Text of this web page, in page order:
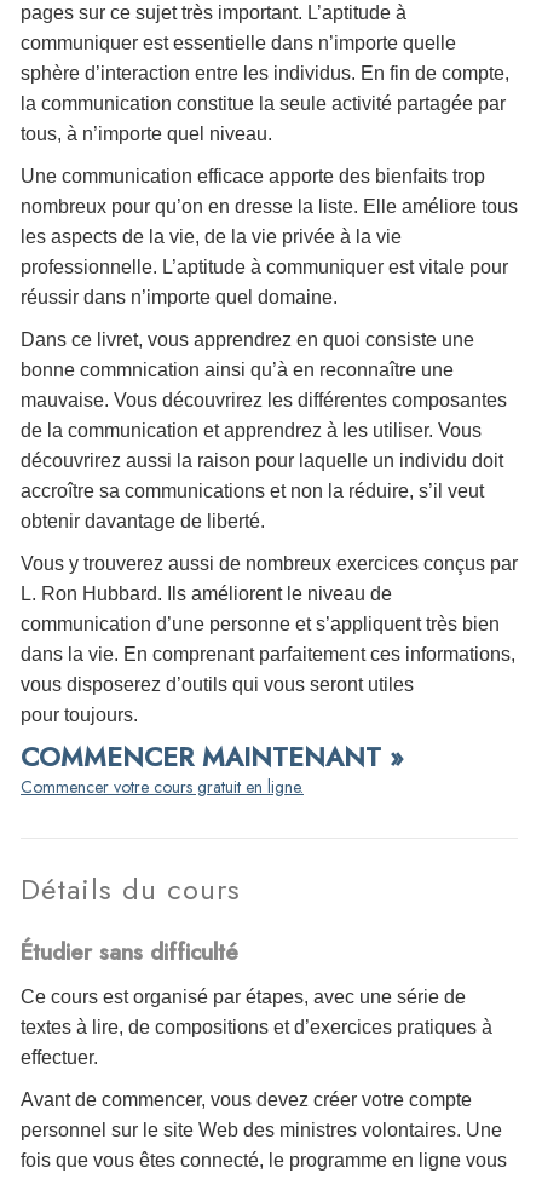
pages sur ce sujet très important. L’aptitude à
communiquer est essentielle dans n’importe quelle
sphère d’interaction entre les individus. En fin de compte,
la communication constitue la seule activité partagée par
tous, à n’importe quel niveau.
Une communication efficace apporte des bienfaits trop
nombreux pour qu’on en dresse la liste. Elle améliore tous
les aspects de la vie, de la vie privée à la vie
professionnelle. L’aptitude à communiquer est vitale pour
réussir dans n’importe quel domaine.
Dans ce livret, vous apprendrez en quoi consiste une
bonne commnication ainsi qu’à en reconnaître une
mauvaise. Vous découvrirez les différentes composantes
de la communication et apprendrez à les utiliser. Vous
découvrirez aussi la raison pour laquelle un individu doit
accroître sa communications et non la réduire, s’il veut
obtenir davantage de liberté.
Vous y trouverez aussi de nombreux exercices conçus par
L. Ron Hubbard. Ils améliorent le niveau de
communication d’une personne et s’appliquent très bien
dans la vie. En comprenant parfaitement ces informations,
vous disposerez d’outils qui vous seront utiles
pour toujours.
COMMENCER MAINTENANT »
Commencer votre cours gratuit en ligne.
Détails du cours
Étudier sans difficulté
Ce cours est organisé par étapes, avec une série de
textes à lire, de compositions et d’exercices pratiques à
effectuer.
Avant de commencer, vous devez créer votre compte
personnel sur le site Web des ministres volontaires. Une
fois que vous êtes connecté, le programme en ligne vous